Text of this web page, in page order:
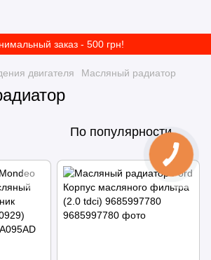
заказ - 500 грн!
двигателя Масляный радиатор
По популярности